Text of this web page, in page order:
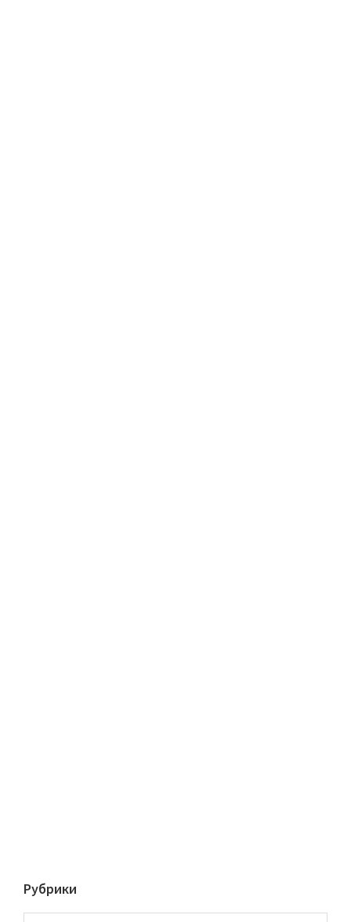
Рубрики